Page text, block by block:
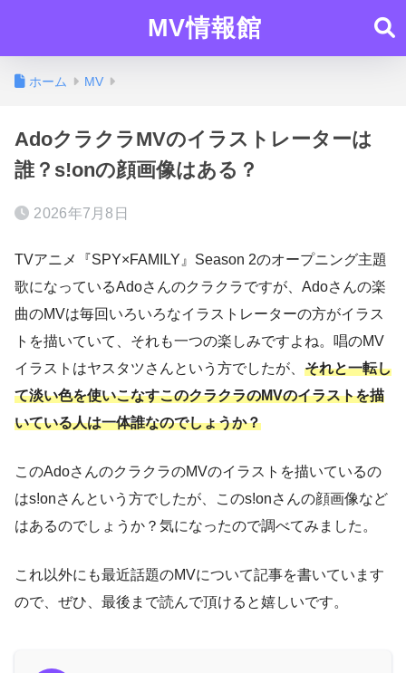
MV情報館
ホーム MV
AdoクラクラMVのイラストレーターは
誰？s!onの顔画像はある？
2026年7月8日
TVアニメ『SPY×FAMILY』Season 2のオープニング主題
歌になっているAdoさんのクラクラですが、Adoさんの楽
曲のMVは毎回いろいろなイラストレーターの方がイラス
トを描いていて、それも一つの楽しみですよね。唱のMV
イラストはヤスタツさんという方でしたが、 それと一転し
て淡い色を使いこなすこのクラクラのMVのイラストを描
いている人は一体誰なのでしょうか？
このAdoさんのクラクラのMVのイラストを描いているの
はs!onさんという方でしたが、このs!onさんの顔画像など
はあるのでしょうか？気になったので調べてみました。
これ以外にも最近話題のMVについて記事を書いています
ので、ぜひ、最後まで読んで頂けると嬉しいです。